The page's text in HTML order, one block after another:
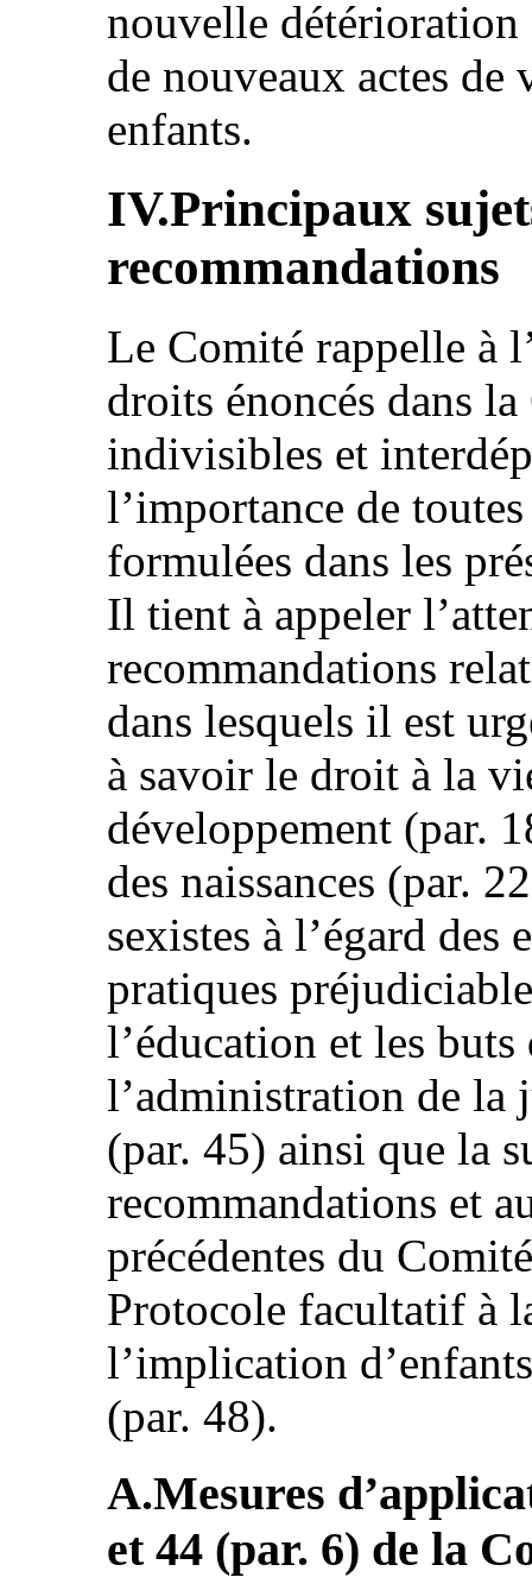
nouvelle
de nouveaux actes de
enfants.
IV.Principaux
recommandations
Le Comité rappelle à
droits énoncés dans
indivisibles et
l’importance de
formulées dans les
Il tient à appeler
recommandations
dans lesquels il est
à savoir le droit à la
développement (par.
des naissances (par.
sexistes à l’égard des
pratiques
l’éducation et les
l’administration de la
(par. 45) ainsi que la
recommandations et
précédentes du
Protocole facultatif à
l’implication
(par. 48).
A.Mesures
et 44 (par. 6) de la